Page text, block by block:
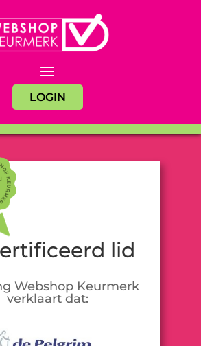
LOGIN
lid
Webshop Keurmerk
verklaart dat: